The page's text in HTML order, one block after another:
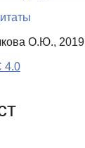
О.Ю., 2019
4.0